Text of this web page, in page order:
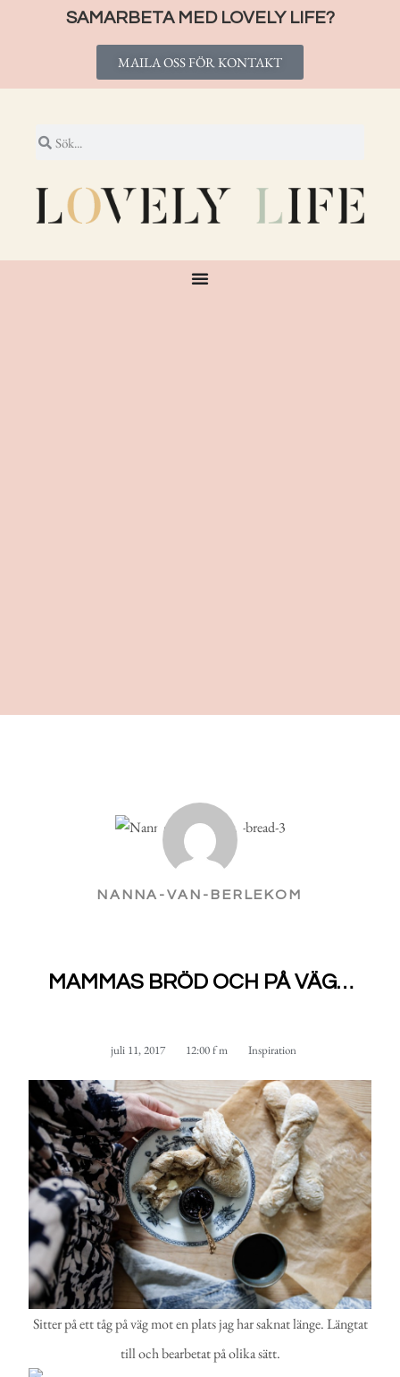
SAMARBETA MED LOVELY LIFE?
MAILA OSS FÖR KONTAKT
NANNA-VAN-BERLEKOM
MAMMAS BRÖD OCH PÅ VÄG…
juli 11, 2017 12:00 f m Inspiration
Sitter på ett tåg på väg mot en plats jag har saknat länge. Längtat
till och bearbetat på olika sätt.